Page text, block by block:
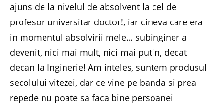
ajuns de la nivelul de absolvent la cel de
profesor universitar doctor!, iar cineva care era
in momentul absolvirii mele… subinginer a
devenit, nici mai mult, nici mai putin, decat
decan la Inginerie! Am inteles, suntem produsul
secolului vitezei, dar ce vine pe banda si prea
repede nu poate sa faca bine persoanei